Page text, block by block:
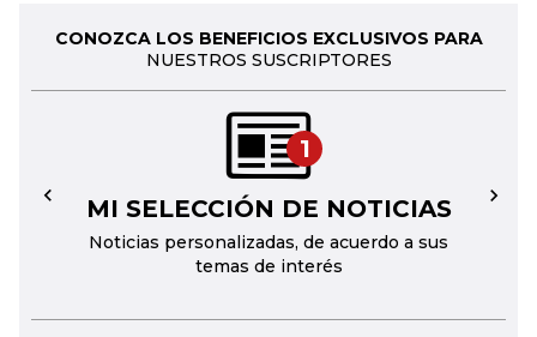
CONOZCA LOS BENEFICIOS EXCLUSIVOS PARA
NUESTROS SUSCRIPTORES
1
MI SELECCIÓN DE NOTICIAS
Noticias personalizadas, de acuerdo a sus
temas de interés
← →